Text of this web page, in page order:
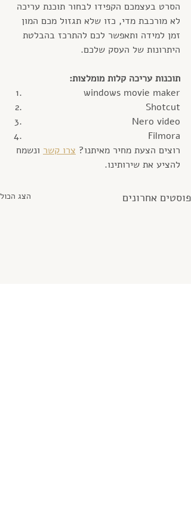
הסרט בעצמכם הקפידו לבחור תוכנת עריכה
לא מורכבת מדי, כזו שלא תגזול מכם המון
זמן למידה ותאפשר לכם להתרכז בהבלטת
היתרונות של העסק שלכם.
תוכנות עריכה קלות מומלצות:
windows movie maker
Shotcut
Nero video
Filmora
רוצים הצעת מחיר מאיתנו? צרו קשר ונשמח
להציע את שירותינו.
פוסטים אחרונים הצג הכול